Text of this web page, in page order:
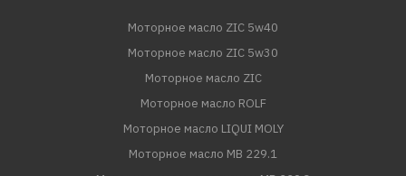
Моторное масло ZIC 5w40
Моторное масло ZIC 5w30
Моторное масло ZIC
Моторное масло ROLF
Моторное масло LIQUI MOLY
Моторное масло MB 229.1